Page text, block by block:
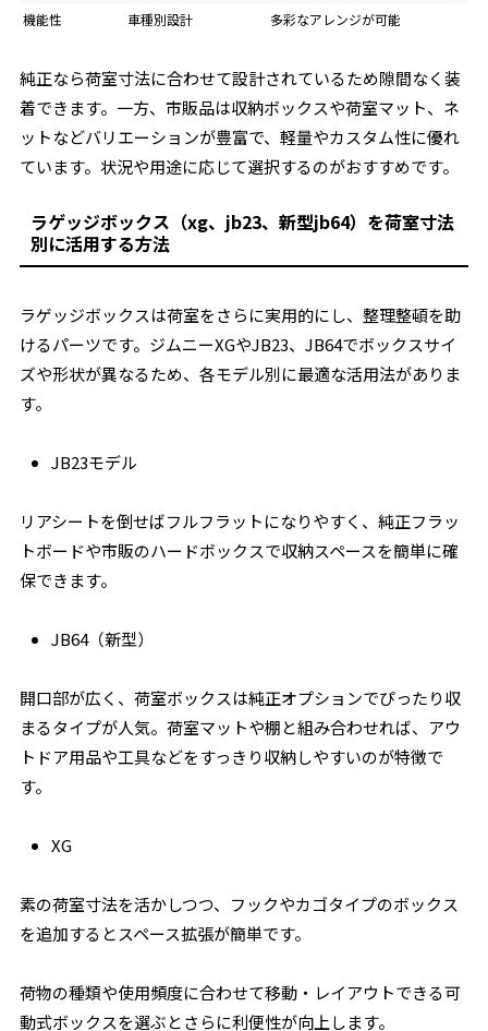
機能性
車種別設計 多彩なアレンジが可能
純正なら荷室寸法に合わせて設計されているため隙間なく装
着できます。一方、市販品は収納ボックスや荷室マット、ネ
ットなどバリエーションが豊富で、軽量やカスタム性に優れ
ています。状況や用途に応じて選択するのがおすすめです。
ラゲッジボックス（xg、jb23、新型jb64）を荷室寸法
別に活用する方法
ラゲッジボックスは荷室をさらに実用的にし、整理整頓を助
けるパーツです。ジムニーXGやJB23、JB64でボックスサイ
ズや形状が異なるため、各モデル別に最適な活用法がありま
す。
JB23モデル
リアシートを倒せばフルフラットになりやすく、純正フラッ
トボードや市販のハードボックスで収納スペースを簡単に確
保できます。
JB64（新型）
開口部が広く、荷室ボックスは純正オプションでぴったり収
まるタイプが人気。荷室マットや棚と組み合わせれば、アウ
トドア用品や工具などをすっきり収納しやすいのが特徴で
す。
XG
素の荷室寸法を活かしつつ、フックやカゴタイプのボックス
を追加するとスペース拡張が簡単です。
荷物の種類や使用頻度に合わせて移動・レイアウトできる可
動式ボックスを選ぶとさらに利便性が向上します。